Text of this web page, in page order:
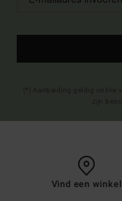
Vind een winkel